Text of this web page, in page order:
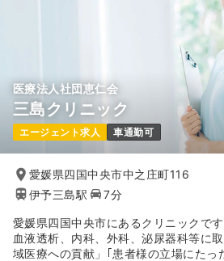
医療法人社団恵仁会
三島クリニック
エージェント求人 車通勤可
愛媛県四国中央市中之庄町116
伊予三島駅
7分
愛媛県四国中央市にあるクリニックで
血液透析、内科、外科、泌尿器科等に
域医療への貢献」｢患者様の立場にたっ